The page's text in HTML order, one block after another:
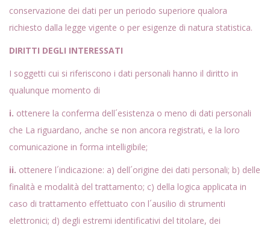
conservazione dei dati per un periodo superiore qualora
richiesto dalla legge vigente o per esigenze di natura statistica.
DIRITTI DEGLI INTERESSATI
I soggetti cui si riferiscono i dati personali hanno il diritto in
qualunque momento di
i. ottenere la conferma dell´esistenza o meno di dati personali
che La riguardano, anche se non ancora registrati, e la loro
comunicazione in forma intelligibile;
ii. ottenere l´indicazione: a) dell´origine dei dati personali; b) delle
finalità e modalità del trattamento; c) della logica applicata in
caso di trattamento effettuato con l´ausilio di strumenti
elettronici; d) degli estremi identificativi del titolare, dei